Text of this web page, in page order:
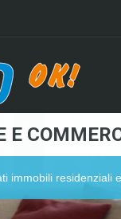
E
immobili residenziali